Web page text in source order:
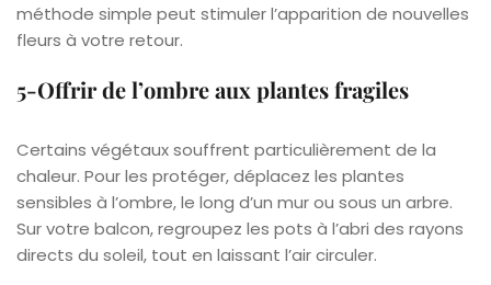
méthode simple peut stimuler l’apparition de nouvelles
fleurs à votre retour.
5-Offrir de l’ombre aux plantes fragiles
Certains végétaux souffrent particulièrement de la
chaleur. Pour les protéger, déplacez les plantes
sensibles à l’ombre, le long d’un mur ou sous un arbre.
Sur votre balcon, regroupez les pots à l’abri des rayons
directs du soleil, tout en laissant l’air circuler.